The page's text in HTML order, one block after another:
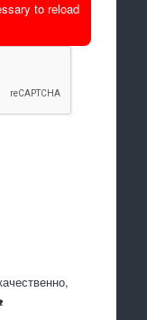
to reload